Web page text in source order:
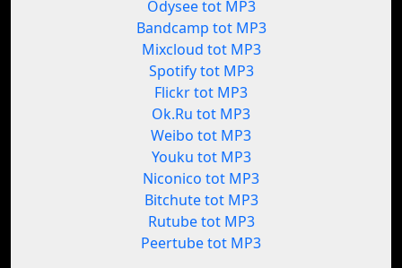
Odysee tot MP3
Bandcamp tot MP3
Mixcloud tot MP3
Spotify tot MP3
Flickr tot MP3
Ok.Ru tot MP3
Weibo tot MP3
Youku tot MP3
Niconico tot MP3
Bitchute tot MP3
Rutube tot MP3
Peertube tot MP3